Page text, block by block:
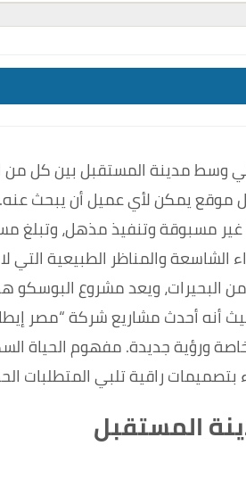
وسط مدينة المستقبل بين كل من
موقع يمكن لأي عميل أن يبحث
فدان ببنية تحتية غير مسبوقة وتنفيذ مذهل،
الخضراء الشاسعة والمناظر الطبيعية
من البحيرات، ويعد مشروع البوسكو
أنه أحدث مشاريع شركة “مصر
ورؤية جديدة. مفهوم الحياة
بتصميمات راقية تلبي المتطلبات
المستقبل